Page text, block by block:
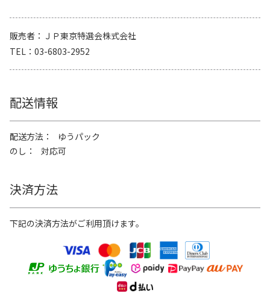
販売者
ＪＰ東京特選会株式会社
TEL
03-6803-2952
配送情報
配送方法
ゆうパック
のし
対応可
決済方法
下記の決済方法がご利用頂けます。